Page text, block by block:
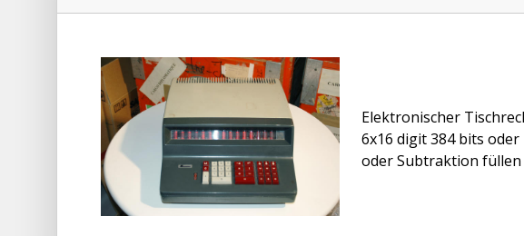
Elektronischer
6x16 digit 384 bits
oder Subtraktion